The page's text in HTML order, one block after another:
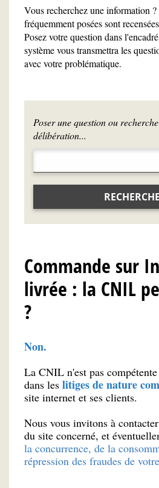
Vous recherchez une information
fréquemment posées sont
Posez votre question dans
système vous transmettra les
avec votre problématique.
Poser une question ou
délibération...
Commande sur
livrée : la CNIL
?
Non.
La CNIL n'est pas
dans les litiges de nature
site internet et ses clients.
Nous vous invitons à
du site concerné, et
la concurrence, de la
répression des fraudes de